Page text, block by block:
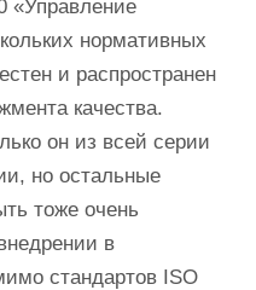
«Управление
нормативных
и распространен
качества.
он из всей серии
но остальные
тоже очень
в
стандартов ISO